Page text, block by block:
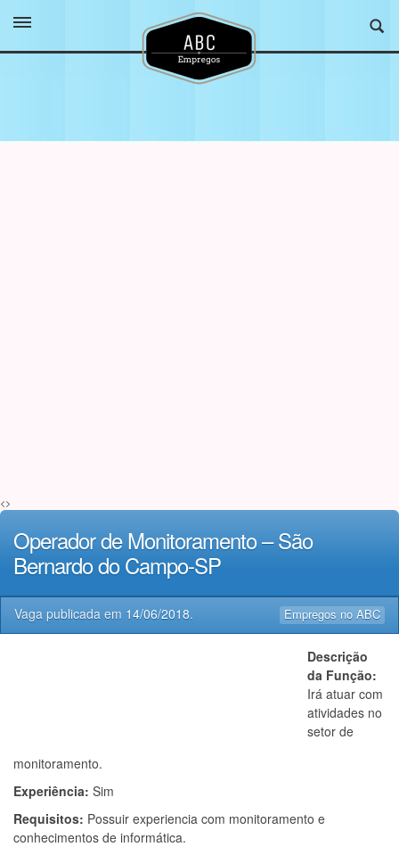
<>
Operador de Monitoramento – São
Bernardo do Campo-SP
Empregos no ABC
Vaga publicada em 14/06/2018.
Descrição
da Função:
Irá atuar com
atividades no
setor de
monitoramento.
Experiência: Sim
Requisitos: Possuir experiencia com monitoramento e
conhecimentos de informática.